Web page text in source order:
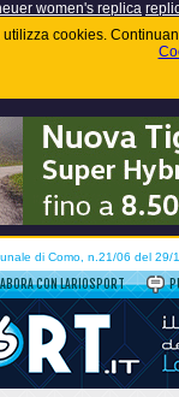
women's replica
cookies.
di Como, n.21/06 del 29/
CON LARIOSPORT